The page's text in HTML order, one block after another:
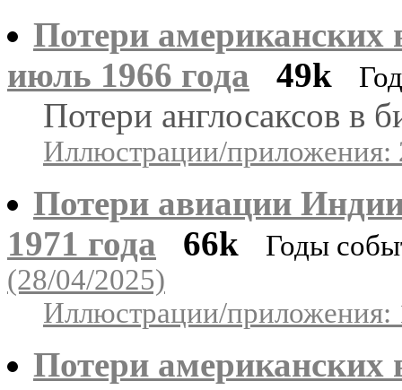
Потери американских
июль 1966 года
49k
Потери англосаксов в
Иллюстрации/приложения:
Потери авиации
1971 года
66k
Годы
(28/04/2025)
Иллюстрации/приложения:
Потери американских